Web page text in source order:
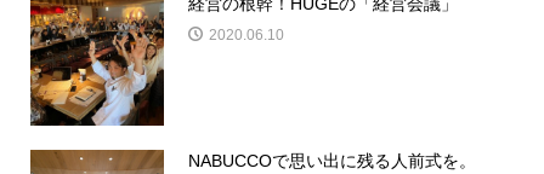
2020.06.10
NABUCCOで思い出に残る人前式を。